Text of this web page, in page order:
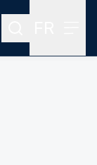
Rechercher